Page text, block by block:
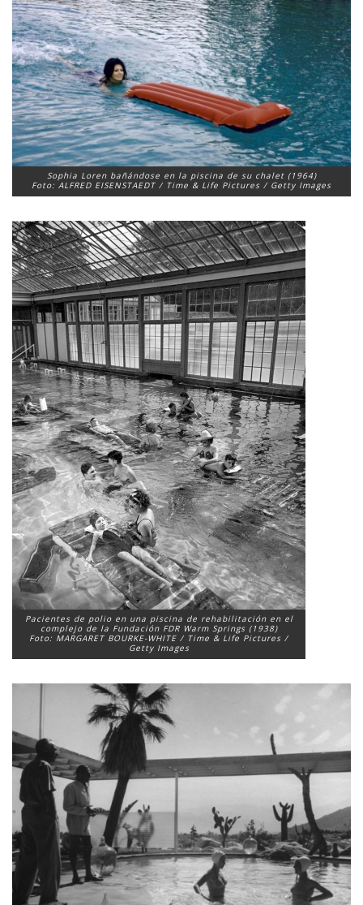
Sophia Loren bañándose en la piscina de su chalet (1964)
Foto: ALFRED EISENSTAEDT / Time & Life Pictures / Getty Images
Pacientes de polio en una piscina de rehabilitación en el
complejo de la Fundación FDR Warm Springs (1938)
Foto: MARGARET BOURKE-WHITE / Time & Life Pictures /
Getty Images